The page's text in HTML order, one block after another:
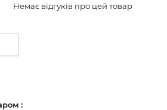
Немає відгуків про цей товар
: